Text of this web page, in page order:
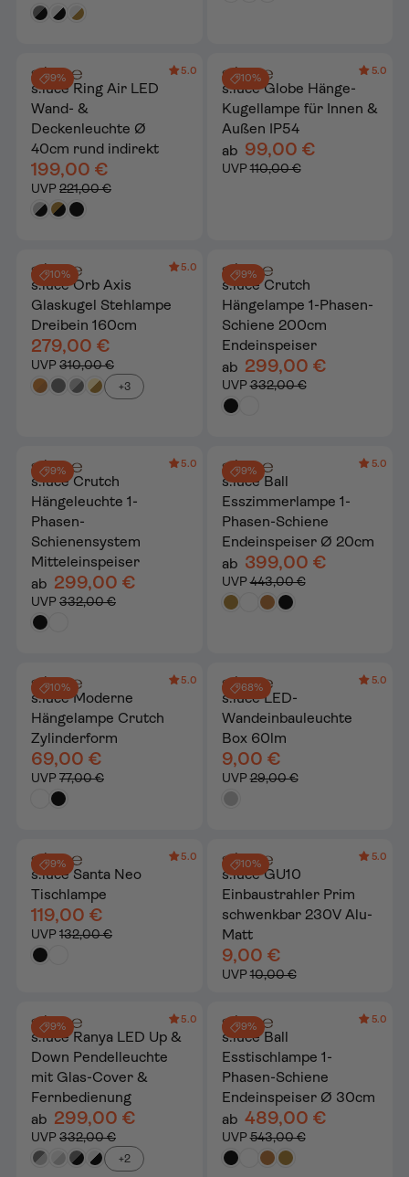
9%
5.0
s.luce Ring Air LED
Wand- &
Deckenleuchte Ø
40cm rund indirekt
199,00 €
UVP 221,00 €
10%
5.0
s.luce Globe Hänge-
Kugellampe für Innen &
Außen IP54
ab 99,00 €
UVP110,00 €
10%
5.0
s.luce Orb Axis
Glaskugel Stehlampe
Dreibein 160cm
279,00 €
UVP 310,00 €
+3
9%
s.luce Crutch
Hängelampe 1-Phasen-
Schiene 200cm
Endeinspeiser
ab 299,00 €
UVP332,00 €
9%
5.0
s.luce Crutch
Hängeleuchte 1-
Phasen-
Schienensystem
Mitteleinspeiser
ab 299,00 €
UVP 332,00 €
9%
5.0
s.luce Ball
Esszimmerlampe 1-
Phasen-Schiene
Endeinspeiser Ø 20cm
ab 399,00 €
UVP443,00 €
10%
5.0
s.luce Moderne
Hängelampe Crutch
Zylinderform
69,00 €
UVP 77,00 €
68%
5.0
s.luce LED-
Wandeinbauleuchte
Box 60lm
9,00 €
UVP29,00 €
9%
5.0
s.luce Santa Neo
Tischlampe
119,00 €
UVP 132,00 €
10%
5.0
s.luce GU10
Einbaustrahler Prim
schwenkbar 230V Alu-
Matt
9,00 €
UVP10,00 €
9%
5.0
s.luce Ranya LED Up &
Down Pendelleuchte
mit Glas-Cover &
Fernbedienung
ab 299,00 €
UVP 332,00 €
+2
9%
5.0
s.luce Ball
Esstischlampe 1-
Phasen-Schiene
Endeinspeiser Ø 30cm
ab 489,00 €
UVP543,00 €